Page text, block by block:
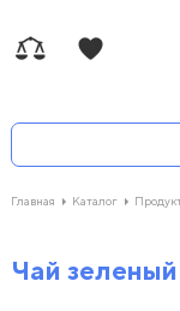
Главная Каталог
Чай